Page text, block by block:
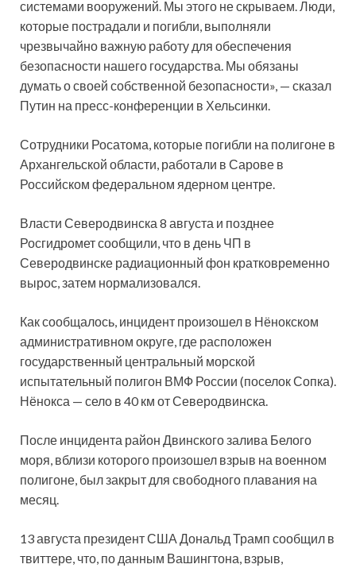
системами вооружений. Мы этого не скрываем. Люди,
которые пострадали и погибли, выполняли
чрезвычайно важную работу для обеспечения
безопасности нашего государства. Мы обязаны
думать о своей собственной безопасности», — сказал
Путин на пресс-конференции в Хельсинки.
Сотрудники Росатома, которые погибли на полигоне в
Архангельской области, работали в Сарове в
Российском федеральном ядерном центре.
Власти Северодвинска 8 августа и позднее
Росгидромет сообщили, что в день ЧП в
Северодвинске радиационный фон кратковременно
вырос, затем нормализовался.
Как сообщалось, инцидент произошел в Нёнокском
административном округе, где расположен
государственный центральный морской
испытательный полигон ВМФ России (поселок Сопка).
Нёнокса — село в 40 км от Северодвинска.
После инцидента район Двинского залива Белого
моря, вблизи которого произошел взрыв на военном
полигоне, был закрыт для свободного плавания на
месяц.
13 августа президент США Дональд Трамп сообщил в
твиттере, что, по данным Вашингтона, взрыв,